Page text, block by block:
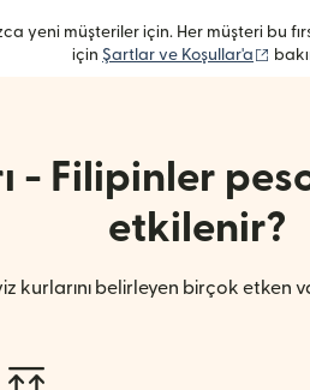
yeni müşteriler için. Her müşteri bu
için Şartlar ve Koşullar'a
- Filipinler
etkilenir?
kurlarını belirleyen birçok etken